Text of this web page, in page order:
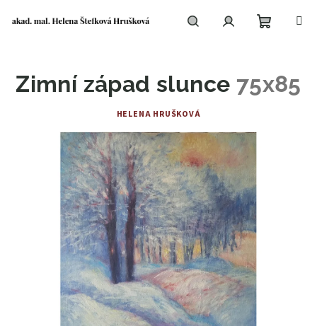
košík
Zimní západ slunce 75x85
HELENA HRUŠKOVÁ